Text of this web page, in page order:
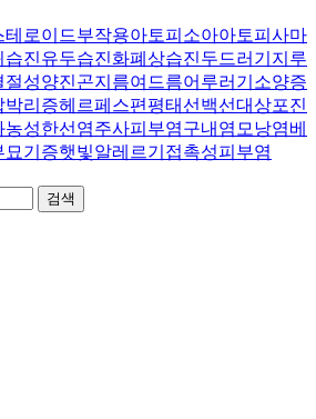
테로이드부작용아토피 소아아토피 사마
습진유두습진화폐상습진두드러기 지루
절성양진곤지름여드름어루러기 소양증
박리증헤르페스편평태선 백선대상포진
농성한선염주사피부염구내염 모낭염베
묘기증햇빛알레르기 접촉성피부염
검색